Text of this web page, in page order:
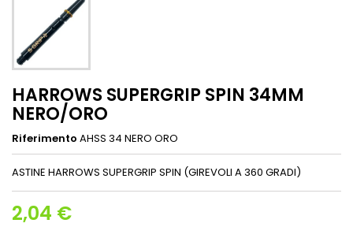
HARROWS SUPERGRIP SPIN 34MM
NERO/ORO
Riferimento AHSS 34 NERO ORO
ASTINE HARROWS SUPERGRIP SPIN (GIREVOLI A 360 GRADI)
2,04 €